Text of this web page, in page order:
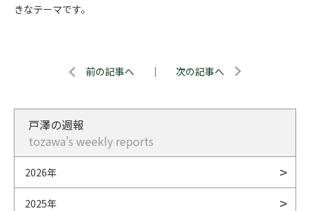
きなテーマです。
前の記事へ ｜ 次の記事へ
戸澤の週報
tozawa's weekly reports
2026年
2025年